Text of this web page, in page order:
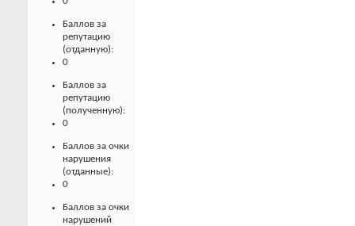
Баллов за
репутацию
(отданную):
0
Баллов за
репутацию
(полученную):
0
Баллов за очки
нарушения
(отданные):
0
Баллов за очки
нарушений